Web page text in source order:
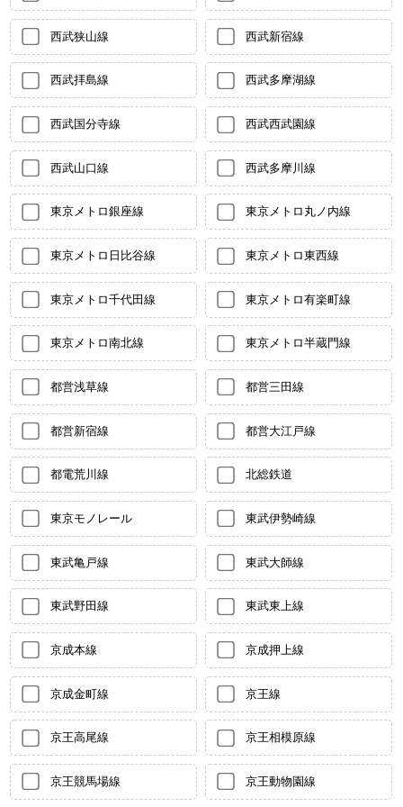
西武狭山線 西武新宿線
西武拝島線 西武多摩湖線
西武国分寺線 西武西武園線
西武山口線 西武多摩川線
東京メトロ銀座線 東京メトロ丸ノ内線
東京メトロ日比谷線 東京メトロ東西線
東京メトロ千代田線 東京メトロ有楽町線
東京メトロ南北線 東京メトロ半蔵門線
都営浅草線 都営三田線
都営新宿線 都営大江戸線
都電荒川線 北総鉄道
東京モノレール 東武伊勢崎線
東武亀戸線 東武大師線
東武野田線 東武東上線
京成本線 京成押上線
京成金町線 京王線
京王高尾線 京王相模原線
京王競馬場線 京王動物園線